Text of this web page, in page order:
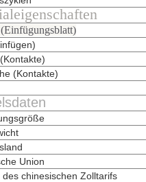
(Kontakte)
Union
des chinesischen Zolltarifs